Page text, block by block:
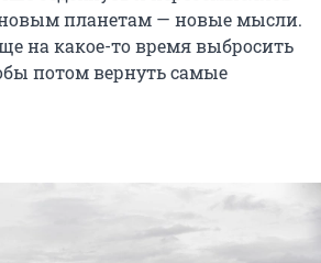
планетам — новые мысли.
на какое-то время выбросить
потом вернуть самые